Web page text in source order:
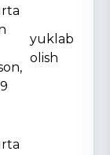
yuklab
olish